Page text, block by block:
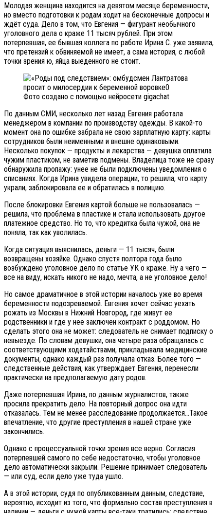
Молодая женщина находится на девятом месяце беременности,
но вместо подготовки к родам ходит на бесконечные допросы и
ждёт суда. Дело в том, что Евгения — фигурант необычного
уголовного дела о краже 11 тысяч рублей. При этом
потерпевшая, ее бывшая коллега по работе Ирина С. уже заявила,
что претензий к обвиняемой не имеет, а сама история, с любой
точки зрения ю, яйца выеденного не стоит.
Фото создано с помощью нейросети gigachat
По данным СМИ, несколько лет назад Евгения работала
менеджером в компании по производству одежды. В какой-то
момент она по ошибке забрала не свою зарплатную карту: карты
сотрудников были неименными и внешне одинаковыми.
Несколько покупок — продукты и лекарства — девушка оплатила
чужим пластиком, не заметив подмены. Владелица тоже не сразу
обнаружила пропажу: унее не были подключены уведомления о
списаниях. Когда Ирина увидела операции, то решила, что карту
украли, заблокировала ее и обратилась в полицию.
После блокировки Евгения картой больше не пользовалась —
решила, что проблема в пластике и стала использовать другое
платежное средство. Но то, что кредитка была чужой, она не
поняла, так как уволилась.
Когда ситуация выяснилась, деньги — 11 тысяч, были
возвращены хозяйке. Однако спустя полтора года было
возбуждено уголовное дело по статье УК о краже. Ну а чего —
все на виду, искать никого не надо, мечта, а не уголовное дело!
Но самое драматичное в этой истории началось уже во время
беременности подозреваемой. Евгения хочет сейчас уехать
рожать из Москвы в Нижний Новгород, где живут ее
родственники и где у нее заключен контракт с роддомом. Но
сделать этого она не может: следователь не снимает подписку о
невыезде. По словам девушки, она четыре раза обращалась с
соответствующими ходатайствами, прикладывала медицинские
документы, однако каждый раз получала отказ. Более того —
следственные действия, как утверждает Евгения, перенесли
практически на предполагаемую дату родов.
Даже потерпевшая Ирина, по данным журналистов, также
просила прекратить дело. На повторный допрос она идти
отказалась. Тем не менее расследование продолжается…Такое
впечатление, что другие преступления в нашей стране уже
закончились.
Однако с процессуальной точки зрения все верно. Согласия
потерпевшей самого по себе недостаточно, чтобы уголовное
дело автоматически закрыли. Решение принимает следователь
— или суд, если дело уже туда ушло.
А в этой истории, судя по опубликованным данным, следствие,
вероятно, исходит из того, что формально состав преступления в